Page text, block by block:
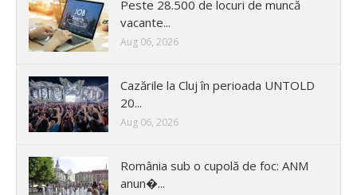
Peste 28.500 de locuri de muncă
vacante...
Aug 06, 2026
Cazările la Cluj în perioada UNTOLD
20...
Aug 06, 2026
România sub o cupolă de foc: ANM
anun�...